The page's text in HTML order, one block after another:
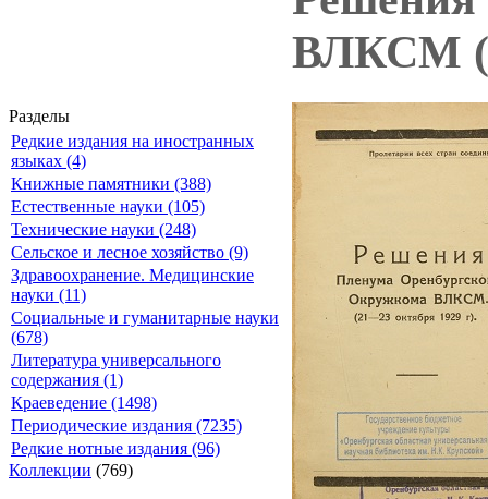
Разделы
Редкие издания на иностранных
языках (4)
Книжные памятники (388)
Естественные науки (105)
Технические науки (248)
Сельское и лесное хозяйство (9)
Здравоохранение. Медицинские
науки (11)
Социальные и гуманитарные науки
(678)
Литература универсального
содержания (1)
Краеведение (1498)
Периодические издания (7235)
Редкие нотные издания (96)
Коллекции (769)
ВЛКСМ